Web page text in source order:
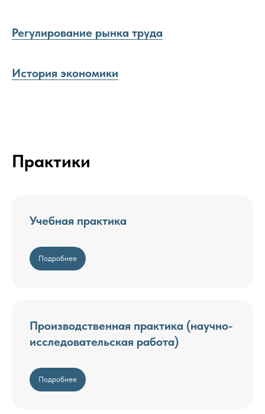
Регулирование рынка труда
История экономики
Практики
Учебная практика
Подробнее
Производственная практика (научно-
исследовательская работа)
Подробнее